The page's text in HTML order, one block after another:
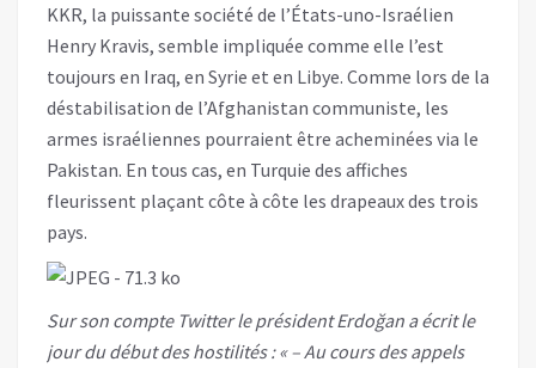
KKR, la puissante société de l’États-uno-Israélien
Henry Kravis, semble impliquée comme elle l’est
toujours en Iraq, en Syrie et en Libye. Comme lors de la
déstabilisation de l’Afghanistan communiste, les
armes israéliennes pourraient être acheminées via le
Pakistan. En tous cas, en Turquie des affiches
fleurissent plaçant côte à côte les drapeaux des trois
pays.
Sur son compte Twitter le président Erdoğan a écrit le
jour du début des hostilités : « – Au cours des appels